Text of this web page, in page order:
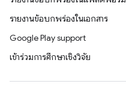
รายงานข้อบกพร่องในเอกสาร
Google Play support
เข้าร่วมการศึกษาเชิงวิจัย